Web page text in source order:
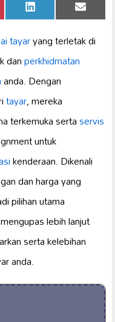
Share
on
LinkedIn Share
on
Email
tayaryang terletak di
danperkhidmatan
anda. Dengan
tayar, mereka
terkemuka sertaservis
untuk
kenderaan. Dikenali
dan harga yang
pilihan utama
lebih lanjut
serta kelebihan
anda.